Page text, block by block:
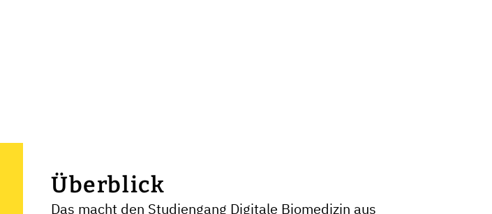
Überblick
Das macht den Studiengang Digitale Biomedizin aus